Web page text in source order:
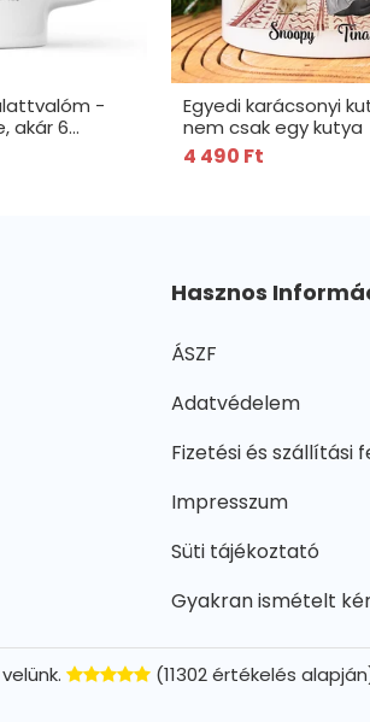
-
akár 6
Egyedi karácsonyi
nem csak egy kutya
4 490 Ft
Hasznos
ÁSZF
Adatvédelem
Fizetési és szállítási
Impresszum
Süti tájékoztató
Gyakran ismételt
(11302 értékelés